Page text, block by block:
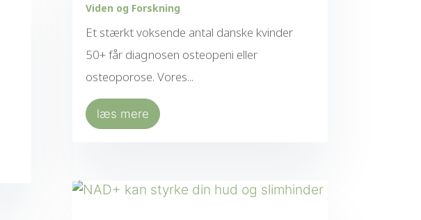
Viden og Forskning
Et stærkt voksende antal danske kvinder
50+ får diagnosen osteopeni eller
osteoporose. Vores...
læs mere